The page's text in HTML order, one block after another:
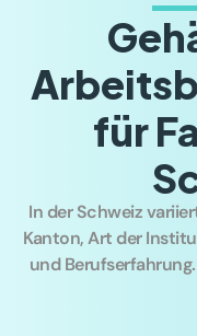
für
In der Schweiz
Kanton, Art der
und